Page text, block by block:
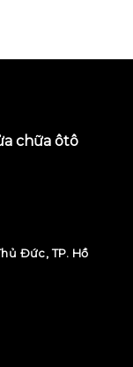
chữa ôtô
Đức, TP. Hồ